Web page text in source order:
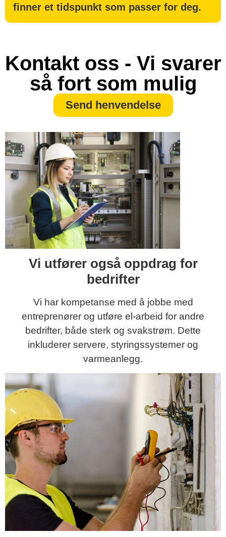
finner et tidspunkt som passer for deg.
Kontakt oss - Vi svarer
så fort som mulig
Send henvendelse
Vi utfører også oppdrag for
bedrifter
Vi har kompetanse med å jobbe med
entreprenører og utføre el-arbeid for andre
bedrifter, både sterk og svakstrøm. Dette
inkluderer servere, styringssystemer og
varmeanlegg.